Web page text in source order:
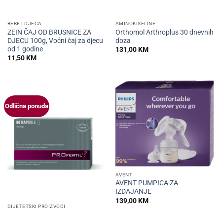
BEBE I DJECA
ZEIN ČAJ OD BRUSNICE ZA
DJECU 100g, Voćni čaj za djecu
od 1 godine
11,50KM
AMINOKISELINE
Orthomol Arthroplus 30 dnevnih
doza
131,00KM
Odlična ponuda
DIJETETSKI PROIZVODI
AVENT
AVENT PUMPICA ZA
IZDAJANJE
139,00KM